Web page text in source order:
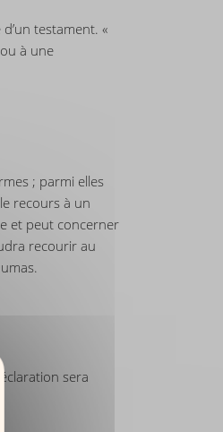
testament. «
à une
; parmi elles
recours à un
et peut concerner
recourir au
sera